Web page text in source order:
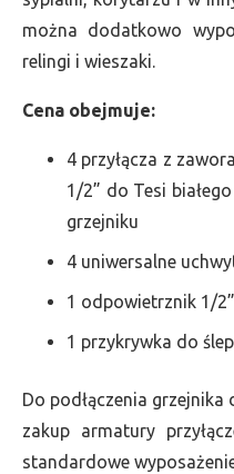
można dodatkowo
relingi i wieszaki.
Cena obejmuje:
4 przyłącza z
1/2” do Tesi
grzejniku
4 uniwersalne
1 odpowietrznik 1/2”
1 przykrywka do
Do podłączenia
zakup armatury
standardowe